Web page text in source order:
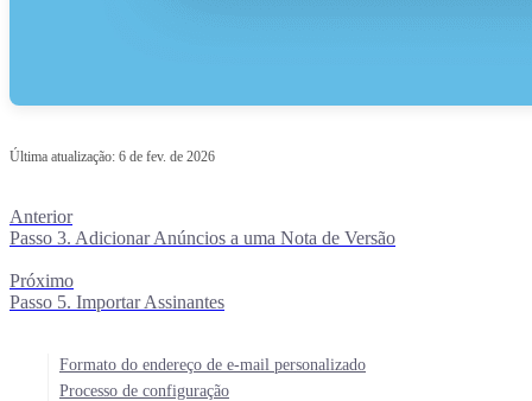
Última atualização: 6 de fev. de 2026
Anterior
Passo 3. Adicionar Anúncios a uma Nota de Versão
Próximo
Passo 5. Importar Assinantes
Formato do endereço de e-mail personalizado
Processo de configuração